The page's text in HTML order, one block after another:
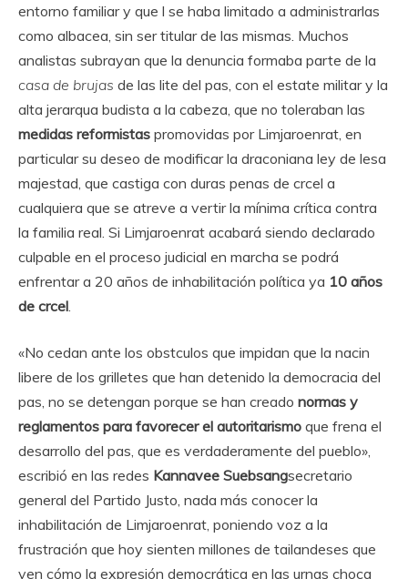
entorno familiar y que l se haba limitado a administrarlas
como albacea, sin ser titular de las mismas. Muchos
analistas subrayan que la denuncia formaba parte de la
casa de brujas de las lite del pas, con el estate militar y la
alta jerarqua budista a la cabeza, que no toleraban las
medidas reformistas promovidas por Limjaroenrat, en
particular su deseo de modificar la draconiana ley de lesa
majestad, que castiga con duras penas de crcel a
cualquiera que se atreve a vertir la mínima crítica contra
la familia real. Si Limjaroenrat acabará siendo declarado
culpable en el proceso judicial en marcha se podrá
enfrentar a 20 años de inhabilitación política ya 10 años
de crcel
«No cedan ante los obstculos que impidan que la nacin
libere de los grilletes que han detenido la democracia del
pas, no se detengan porque se han creado normas y
reglamentos para favorecer el autoritarismo que frena el
desarrollo del pas, que es verdaderamente del pueblo»,
escribió en las redes Kannavee Suebsangsecretario
general del Partido Justo, nada más conocer la
inhabilitación de Limjaroenrat, poniendo voz a la
frustración que hoy sienten millones de tailandeses que
ven cómo la expresión democrática en las urnas choca